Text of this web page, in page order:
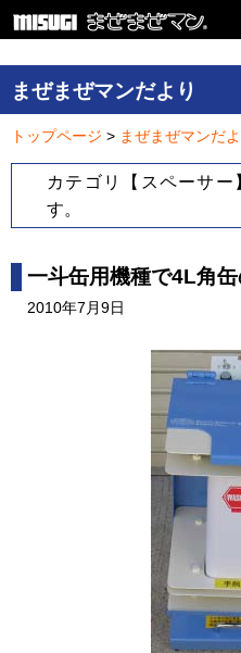
まぜまぜマンだより
トップページ > まぜまぜマンだ
カテゴリ【スペーサー
す。
一斗缶用機種で4L角
2010年7月9日